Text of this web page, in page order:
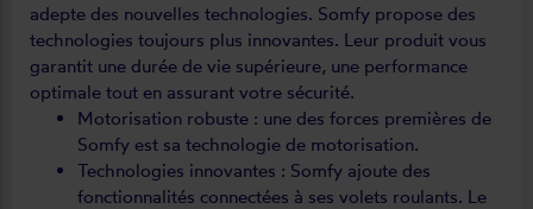
adepte des nouvelles technologies. Somfy propose des
technologies toujours plus innovantes. Leur produit vous
garantit une durée de vie supérieure, une performance
optimale tout en assurant votre sécurité.
Motorisation robuste : une des forces premières de
Somfy est sa technologie de motorisation.
Technologies innovantes : Somfy ajoute des
fonctionnalités connectées à ses volets roulants. Le